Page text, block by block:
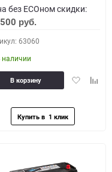
без ECOном скидки:
руб.
63060
наличии
Добавить
В корзину